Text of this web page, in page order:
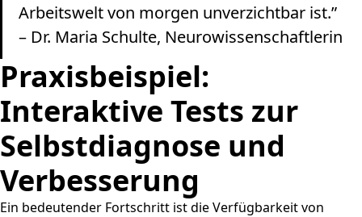
Arbeitswelt von morgen unverzichtbar ist.”
– Dr. Maria Schulte, Neurowissenschaftlerin
Praxisbeispiel:
Interaktive Tests zur
Selbstdiagnose und
Verbesserung
Ein bedeutender Fortschritt ist die Verfügbarkeit von